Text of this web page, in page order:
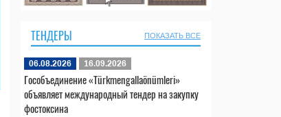
ТЕНДЕРЫ ПОКАЗАТЬ ВСЕ
06.08.2026 16.09.2026
Гособъединение «Türkmengallaönümleri»
объявляет международный тендер на закупку
фостоксина